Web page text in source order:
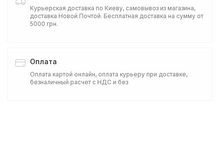
Курьерская доставка по Киеву, самовывоз из магазина,
доставка Новой Почтой. Бесплатная доставка на сумму от
5000 грн.
Оплата
Оплата картой онлайн, оплата курьеру при доставке,
безналичный расчет с НДС и без